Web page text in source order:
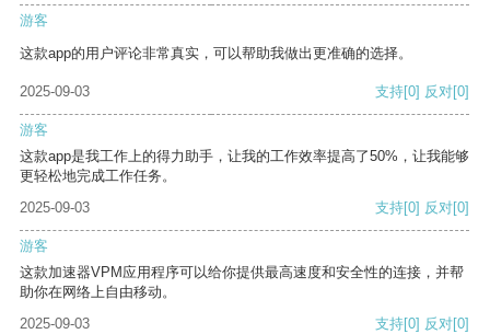
游客
这款app的用户评论非常真实，可以帮助我做出更准确的选择。
2025-09-03 支持[0] 反对[0]
游客
这款app是我工作上的得力助手，让我的工作效率提高了50%，让我能够
更轻松地完成工作任务。
2025-09-03
支持[0] 反对[0]
游客
这款加速器VPM应用程序可以给你提供最高速度和安全性的连接，并帮
助你在网络上自由移动。
2025-09-03
支持[0] 反对[0]